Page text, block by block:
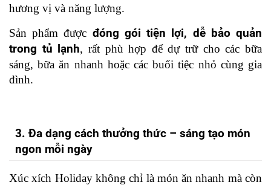
hương vị và năng lượng.
Sản phẩm được đóng gói tiện lợi, dễ bảo quản
trong tủ lạnh, rất phù hợp để dự trữ cho các bữa
sáng, bữa ăn nhanh hoặc các buổi tiệc nhỏ cùng gia
đình.
3. Đa dạng cách thưởng thức – sáng tạo món
ngon mỗi ngày
Xúc xích Holiday không chỉ là món ăn nhanh mà còn